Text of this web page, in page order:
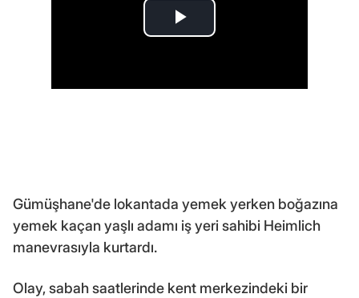
Gümüşhane'de lokantada yemek yerken boğazına
yemek kaçan yaşlı adamı iş yeri sahibi Heimlich
manevrasıyla kurtardı.
Olay, sabah saatlerinde kent merkezindeki bir